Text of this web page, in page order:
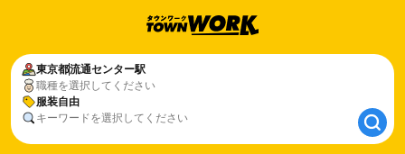
東京都流通センター駅
職種を選択してください
服装自由
キーワードを選択してください
東京都流通センター駅
服装自由